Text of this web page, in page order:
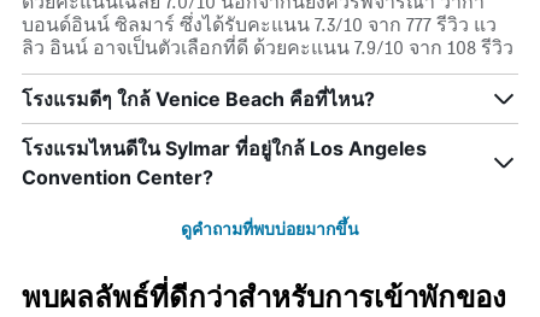
บอนด์อินน์ ซิลมาร์ ซึ่งได้รับคะแนน 7.3/10 จาก 777 รีวิว แว
ลิว อินน์ อาจเป็นตัวเลือกที่ดี ด้วยคะแนน 7.9/10 จาก 108 รีวิว
โรงแรมดีๆ ใกล้ Venice Beach คือที่ไหน?
โรงแรมไหนดีใน Sylmar ที่อยู่ใกล้ Los Angeles
Convention Center?
ดูคำถามที่พบบ่อยมากขึ้น
พบผลลัพธ์ที่ดีกว่าสำหรับการเข้าพักของ